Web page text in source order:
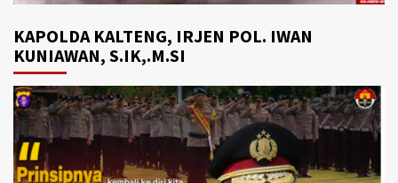
KAPOLDA KALTENG, IRJEN POL. IWAN
KUNIAWAN, S.IK,.M.SI